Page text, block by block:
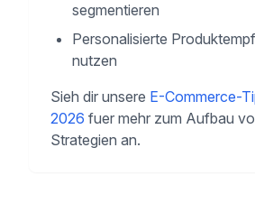
segmentieren
Personalisierte
nutzen
Sieh dir unsere E-Commerce-
2026 fuer mehr zum Aufbau
Strategien an.